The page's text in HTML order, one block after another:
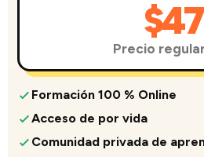
$47
Precio
Formación 100 % Online
Acceso de por vida
Comunidad privada de